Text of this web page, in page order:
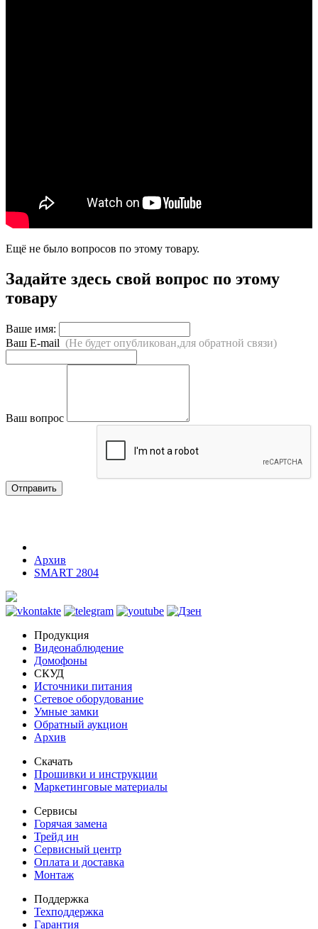
Ещё не было вопросов по этому товару.
Задайте здесь свой вопрос по этому
товару
Ваше имя:
Ваш E-mail (Не будет опубликован,для обратной связи)
Ваш вопрос
Отправить
Архив
SMART 2804
Продукция
Видеонаблюдение
Домофоны
СКУД
Источники питания
Сетевое оборудование
Умные замки
Обратный аукцион
Архив
Скачать
Прошивки и инструкции
Маркетинговые материалы
Сервисы
Горячая замена
Трейд ин
Сервисный центр
Оплата и доставка
Монтаж
Поддержка
Техподдержка
Гарантия